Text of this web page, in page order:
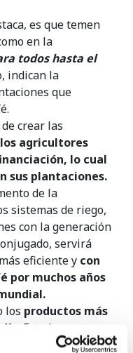
es que temen
en la
todos hasta el
indican la
que
crear las
agricultores
lo cual
sus plantaciones.
de la
sistemas de riego,
con la generación
servirá
eficiente y con
por muchos años
los productos más
. Este lo
las tardes y por las